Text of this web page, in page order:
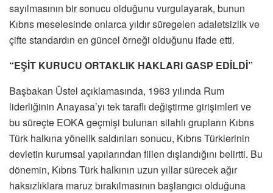
sayılmasının bir sonucu olduğunu vurgulayarak, bunun
Kıbrıs meselesinde onlarca yıldır süregelen adaletsizlik ve
çifte standardın en güncel örneği olduğunu ifade etti.
“EŞİT KURUCU ORTAKLIK HAKLARI GASP EDİLDİ”
Başbakan Üstel açıklamasında, 1963 yılında Rum
liderliğinin Anayasa’yı tek taraflı değiştirme girişimleri ve
bu süreçte EOKA geçmişi bulunan silahlı grupların Kıbrıs
Türk halkına yönelik saldırıları sonucu, Kıbrıs Türklerinin
devletin kurumsal yapılarından fiilen dışlandığını belirtti. Bu
dönemin, Kıbrıs Türk halkının uzun yıllar sürecek ağır
haksızlıklara maruz bırakılmasının başlangıcı olduğuna